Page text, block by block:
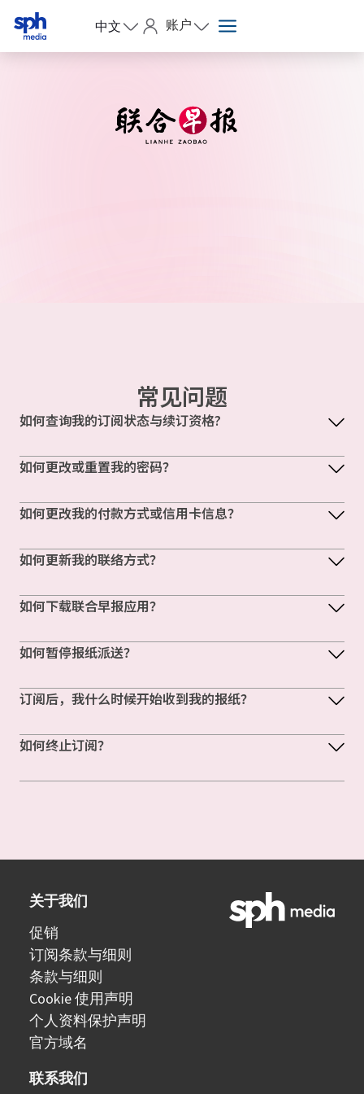
中文 账户
常见问题
如何查询我的订阅状态与续订资格?
如何更改或重置我的密码？
如何更改我的付款方式或信用卡信息？
如何更新我的联络方式？
如何下载联合早报应用？
如何暂停报纸派送？
订阅后，我什么时候开始收到我的报纸？
如何终止订阅？
关于我们
促销
订阅条款与细则
条款与细则
Cookie 使用声明
个人资料保护声明
官方域名
联系我们